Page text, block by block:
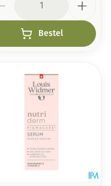
Bestel